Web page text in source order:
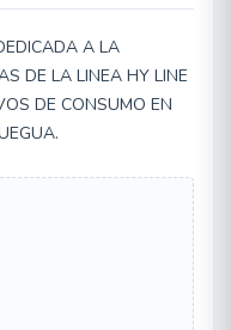
A LA
DE LA LINEA HY LINE
DE CONSUMO EN